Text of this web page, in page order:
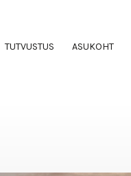
TUTVUSTUS ASUKOHT